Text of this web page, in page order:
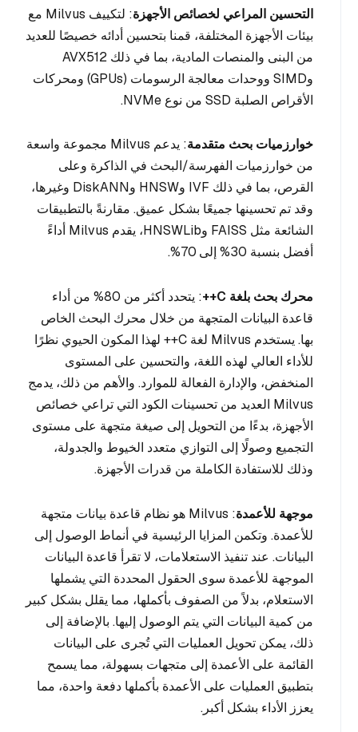
التحسين المراعي لخصائص الأجهزة
: لتكييف Milvus مع
بيئات الأجهزة المختلفة، قمنا بتحسين أدائه خصيصًا للعديد
من البنى والمنصات المادية، بما في ذلك AVX512
وSIMD ووحدات معالجة الرسومات (GPUs) ومحركات
الأقراص الصلبة SSD من نوع NVMe.
خوارزميات بحث متقدمة
: يدعم Milvus مجموعة واسعة
من خوارزميات الفهرسة/البحث في الذاكرة وعلى
القرص، بما في ذلك IVF وHNSW وDiskANN وغيرها،
وقد تم تحسينها جميعًا بشكل عميق. مقارنةً بالتطبيقات
الشائعة مثل FAISS وHNSWLib، يقدم Milvus أداءً
أفضل بنسبة 30% إلى 70%.
محرك بحث بلغة C++
: يتحدد أكثر من 80% من أداء
قاعدة البيانات المتجهة من خلال محرك البحث الخاص
بها. يستخدم Milvus لغة C++ لهذا المكون الحيوي نظرًا
للأداء العالي لهذه اللغة، والتحسين على المستوى
المنخفض، والإدارة الفعالة للموارد. والأهم من ذلك، يدمج
Milvus العديد من تحسينات الكود التي تراعي خصائص
الأجهزة، بدءًا من التحويل إلى صيغة متجهة على مستوى
التجميع وصولًا إلى التوازي متعدد الخيوط والجدولة،
وذلك للاستفادة الكاملة من قدرات الأجهزة.
موجهة للأعمدة
: Milvus هو نظام قاعدة بيانات متجهة
للأعمدة. وتكمن المزايا الرئيسية في أنماط الوصول إلى
البيانات. عند تنفيذ الاستعلامات، لا تقرأ قاعدة البيانات
الموجهة للأعمدة سوى الحقول المحددة التي يشملها
الاستعلام، بدلاً من الصفوف بأكملها، مما يقلل بشكل كبير
من كمية البيانات التي يتم الوصول إليها. بالإضافة إلى
ذلك، يمكن تحويل العمليات التي تُجرى على البيانات
القائمة على الأعمدة إلى متجهات بسهولة، مما يسمح
بتطبيق العمليات على الأعمدة بأكملها دفعة واحدة، مما
يعزز الأداء بشكل أكبر.